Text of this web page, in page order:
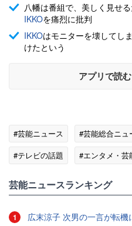
八幡は番組で、美しく見せ
IKKOを痛烈に批判
IKKOはモニターを壊してし
けたという
アプリで読む
#芸能ニュース #芸能総合ニュ
#テレビの話題
#エンタメ・芸
芸能ニュースランキング
1 広末涼子 次男の一言が転機